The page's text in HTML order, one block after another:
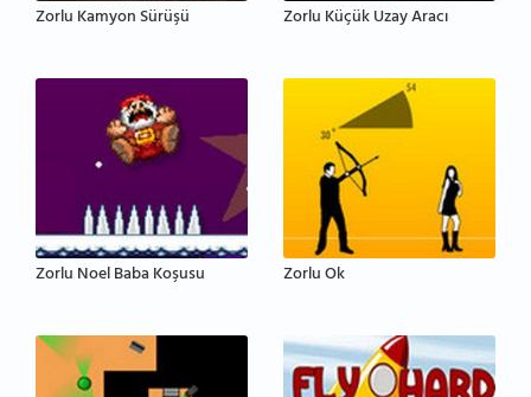
Zorlu Kamyon Sürüşü Zorlu Küçük Uzay Aracı
Zorlu Noel Baba Koşusu Zorlu Ok